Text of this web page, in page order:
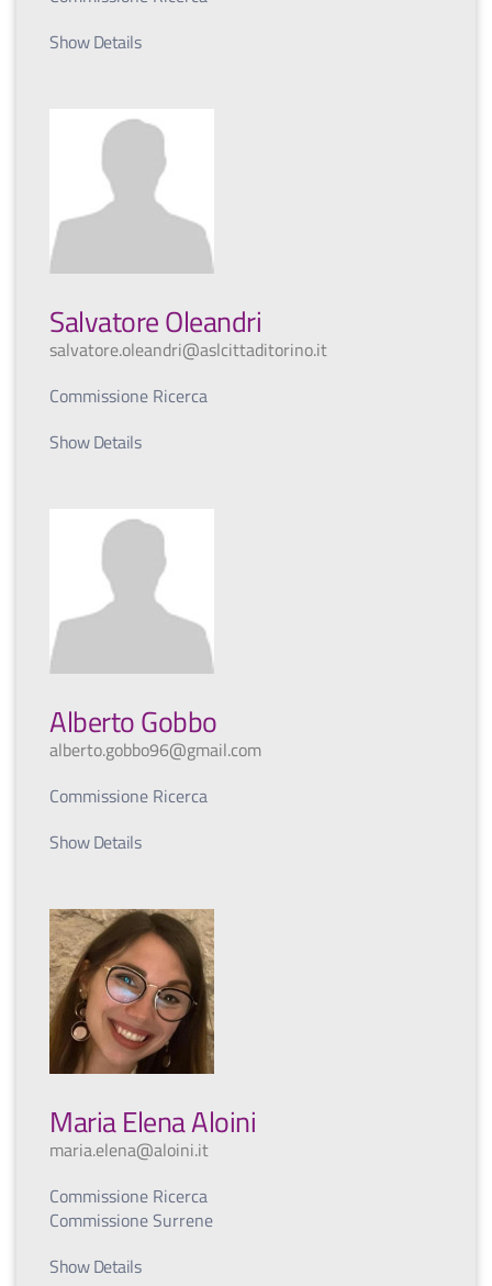
Show Details
Salvatore Oleandri
salvatore.oleandri@aslcittaditorino.it
Commissione Ricerca
Show Details
Alberto Gobbo
alberto.gobbo96@gmail.com
Commissione Ricerca
Show Details
Maria Elena Aloini
maria.elena@aloini.it
Commissione Ricerca
Commissione Surrene
Show Details